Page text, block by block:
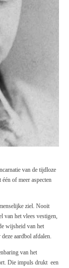
van de tijdloze
of meer aspecten
ziel. Nooit
van het vlees vestigen,
wijsheid van het
aardbol afdalen.
van het
Die impuls drukt een